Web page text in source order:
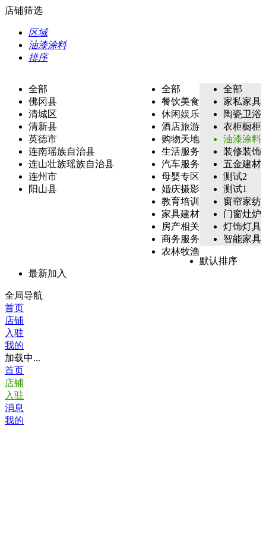
店铺筛选
区域
油漆涂料
排序
全部
佛冈县
清城区
清新县
英德市
连南瑶族自治县
连山壮族瑶族自治县
连州市
阳山县
全部
餐饮美食
休闲娱乐
酒店旅游
购物天地
生活服务
汽车服务
母婴专区
婚庆摄影
教育培训
家具建材
房产相关
商务服务
农林牧渔
全部
家私家具
陶瓷卫浴
衣柜橱柜
油漆涂料
装修装饰
五金建材
测试2
测试1
窗帘家纺
门窗灶炉
灯饰灯具
智能家具
默认排序
最新加入
全局导航
首页
店铺
入驻
我的
加载中...
首页
店铺
入驻
消息
我的